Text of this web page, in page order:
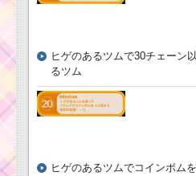
ヒゲのあるツムで30チェーン
るツム
ヒゲのあるツムでコインボム